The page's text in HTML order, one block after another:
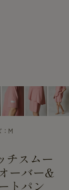
M
チスムー
ーバー&
トパン